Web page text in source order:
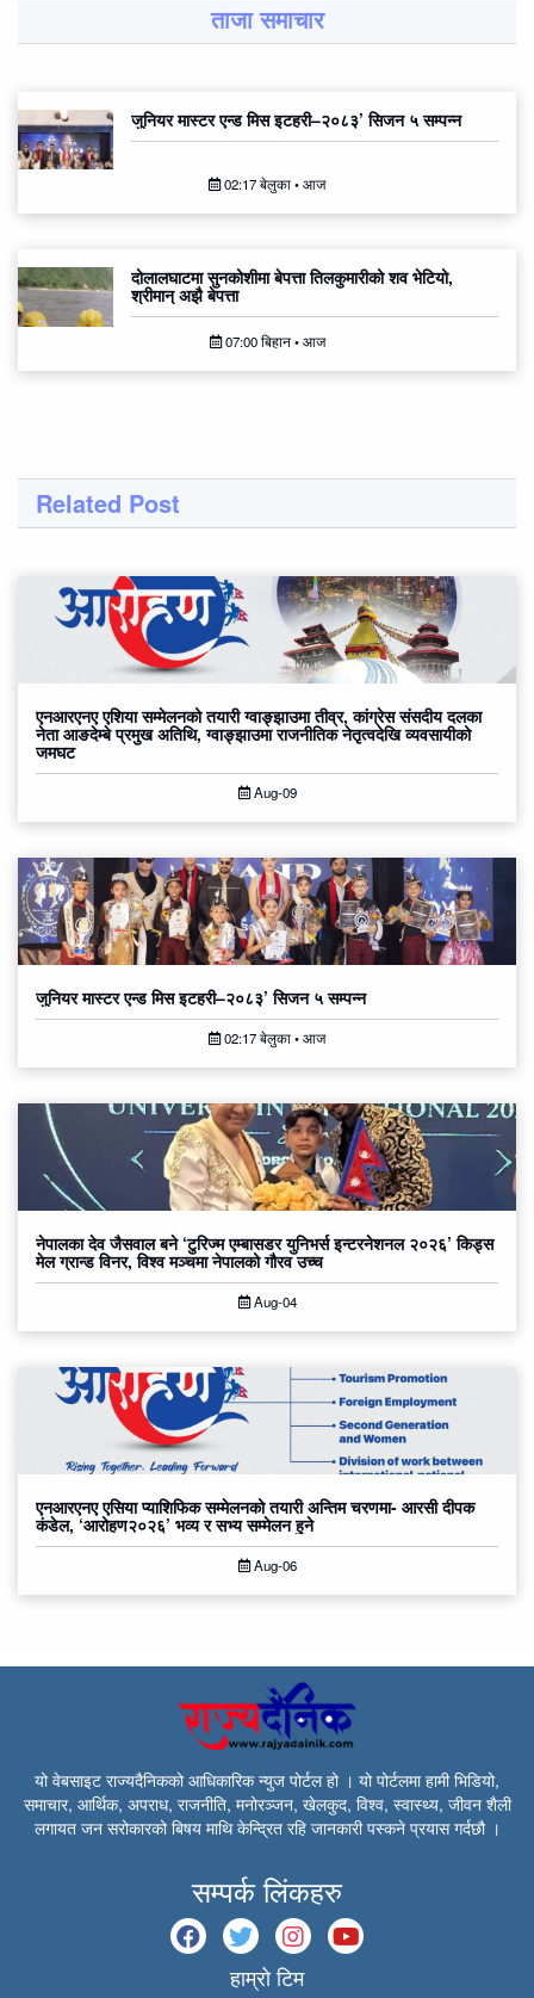
ताजा समाचार
जुनियर मास्टर एन्ड मिस इटहरी–२०८३’ सिजन ५ सम्पन्न
02:17 बेलुका • आज
दोलालघाटमा सुनकोशीमा बेपत्ता तिलकुमारीको शव भेटियो,
श्रीमान् अझै बेपत्ता
07:00 बिहान • आज
Related Post
एनआरएनए एशिया सम्मेलनको तयारी ग्वाङ्झाउमा तीव्र, कांग्रेस संसदीय दलका
नेता आङदेम्बे प्रमुख अतिथि, ग्वाङ्झाउमा राजनीतिक नेतृत्वदेखि व्यवसायीको
जमघट
Aug-09
जुनियर मास्टर एन्ड मिस इटहरी–२०८३’ सिजन ५ सम्पन्न
02:17 बेलुका • आज
नेपालका देव जैसवाल बने ‘टुरिज्म एम्बासडर युनिभर्स इन्टरनेशनल २०२६’ किड्स
मेल ग्रान्ड विनर, विश्व मञ्चमा नेपालको गौरव उच्च
Aug-04
एनआरएनए एसिया प्याशिफिक सम्मेलनको तयारी अन्तिम चरणमा- आरसी दीपक
कंडेल, ‘आरोहण२०२६’ भव्य र सभ्य सम्मेलन हुने
Aug-06
यो वेबसाइट राज्यदैनिकको आधिकारिक न्युज पोर्टल हो । यो पोर्टलमा हामी भिडियो,
समाचार, आर्थिक, अपराध, राजनीति, मनोरञ्जन, खेलकुद, विश्व, स्वास्थ्य, जीवन शैली
लगायत जन सरोकारको बिषय माथि केन्द्रित रहि जानकारी पस्कने प्रयास गर्दछौ ।
सम्पर्क लिंकहरु
हाम्रो टिम